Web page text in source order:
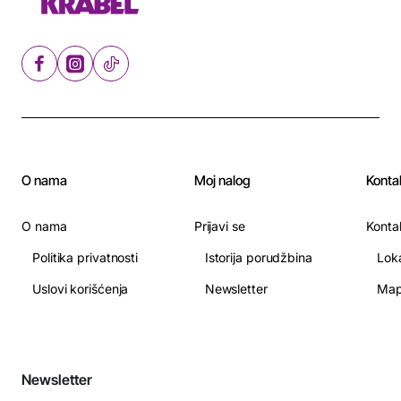
O nama
O nama
Politika privatnosti
Uslovi korišćenja
Moj nalog
Prijavi se
Istorija porudžbina
Newsletter
Newsletter